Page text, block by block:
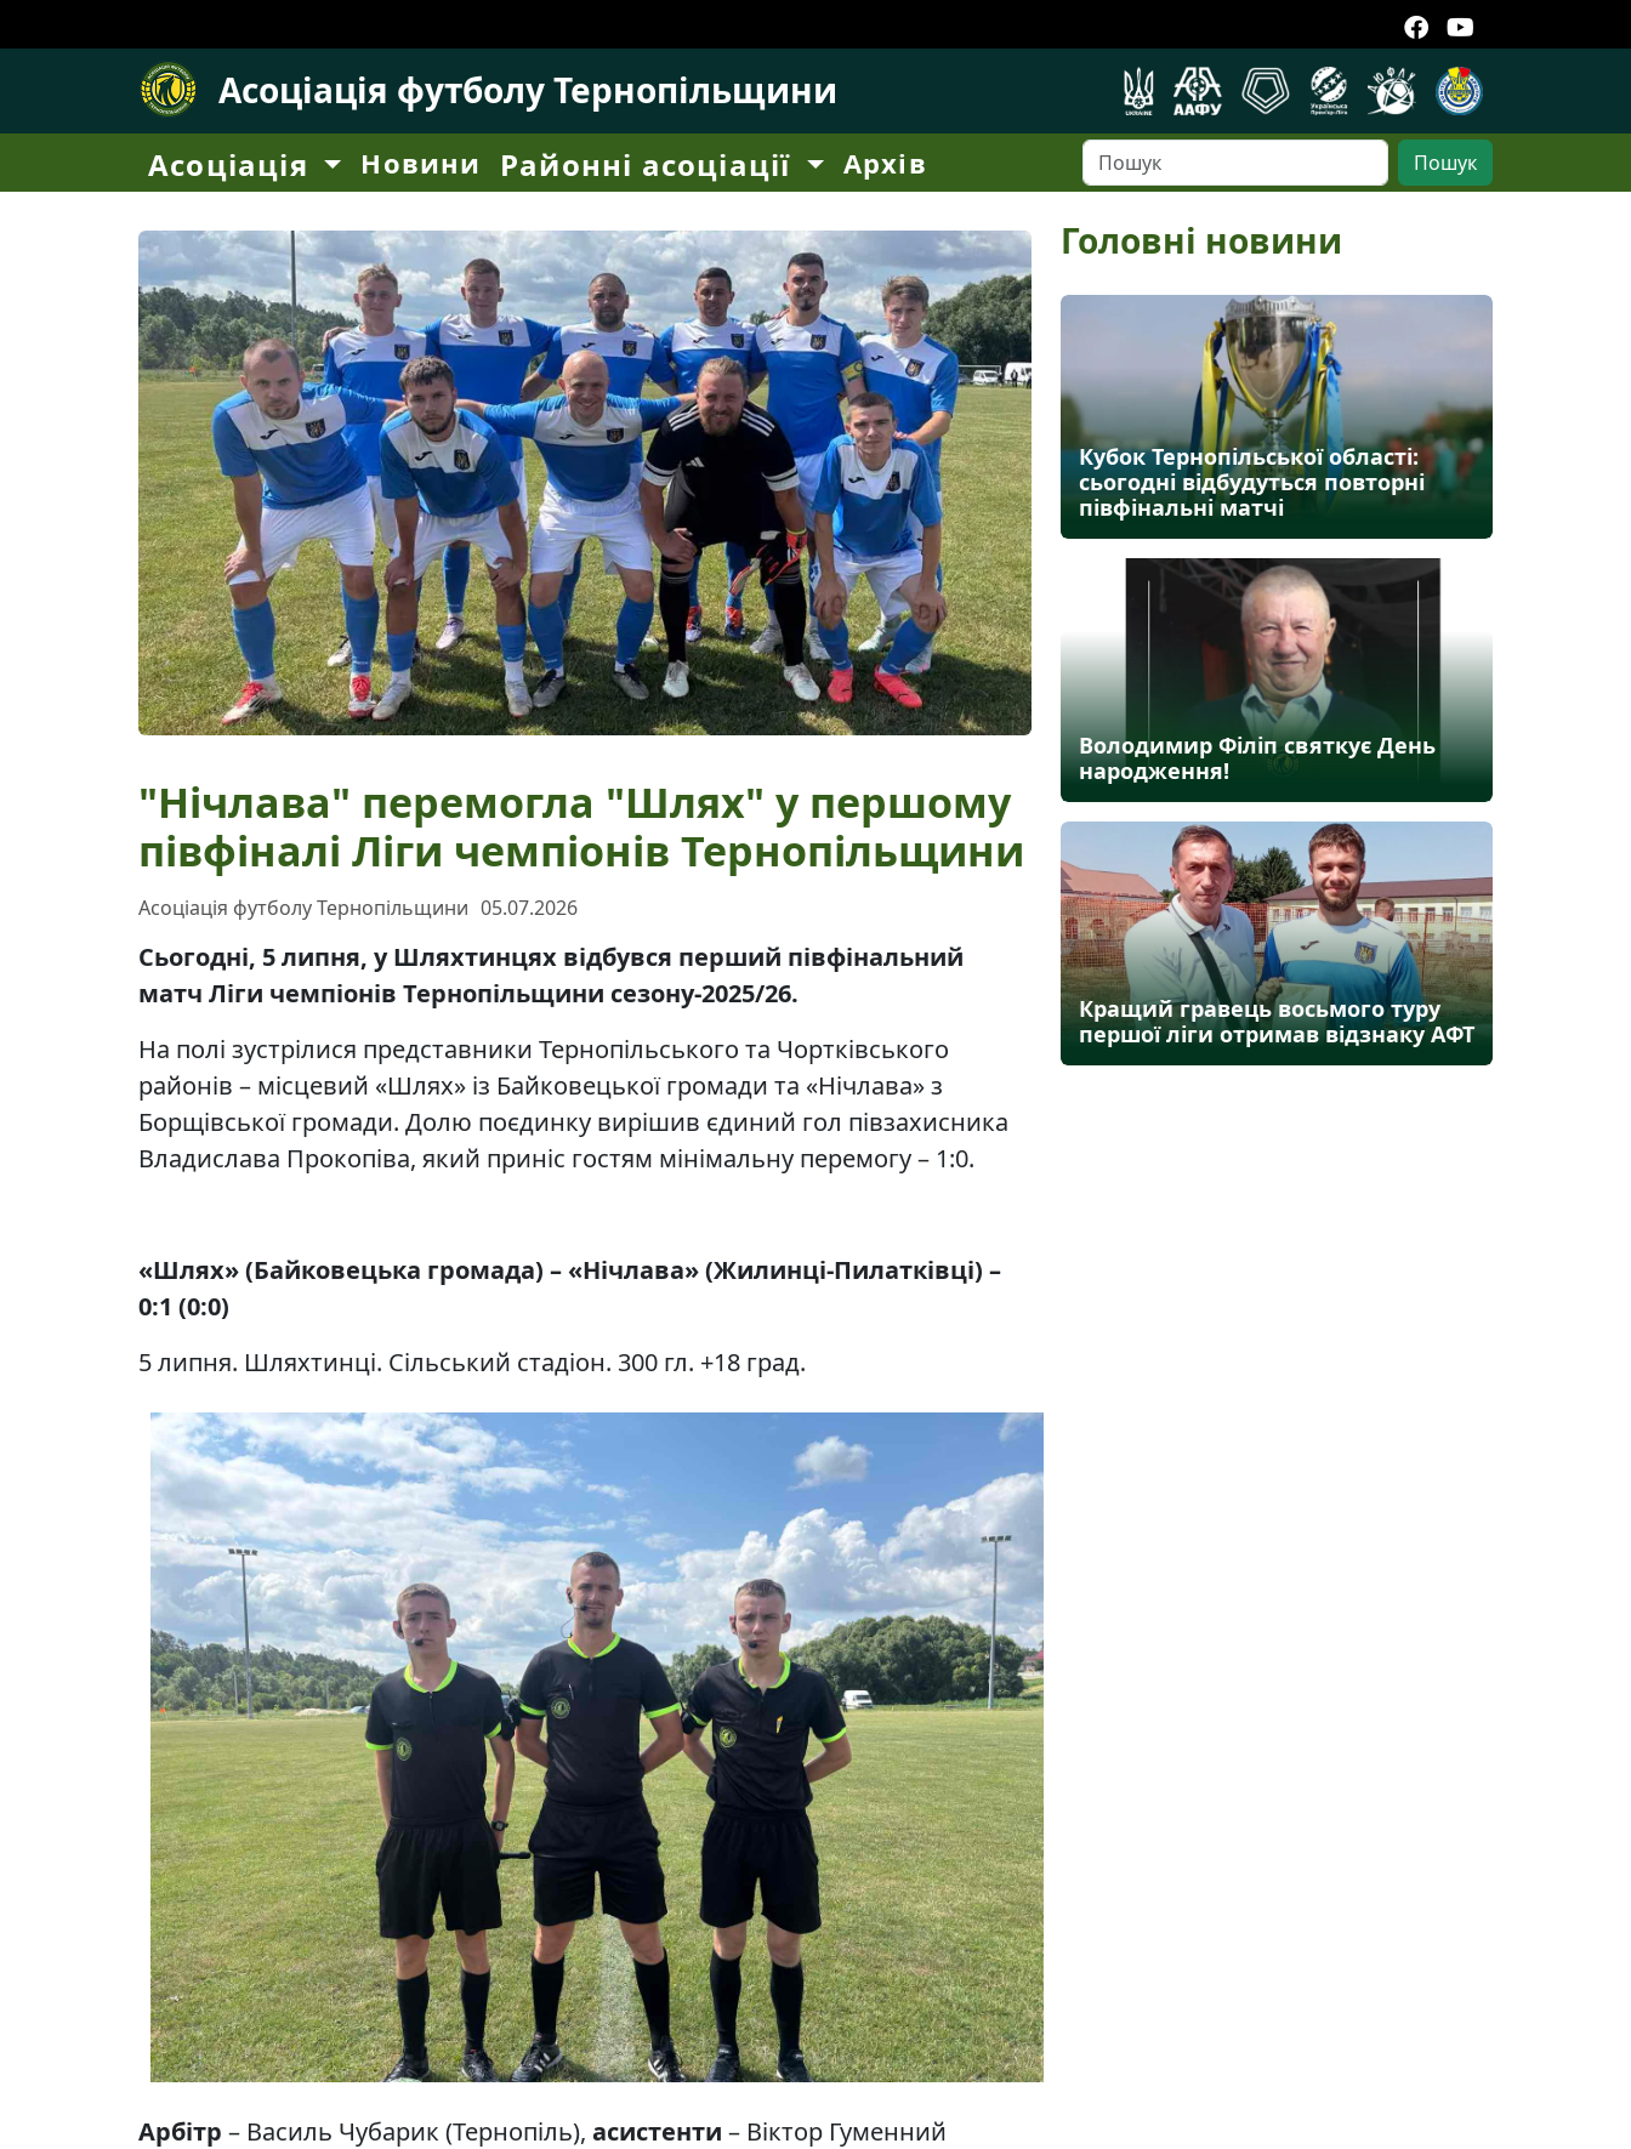
Асоціація футболу Тернопільщини
Асоціація Новини Районні асоціації Архів Пошук
"Нічлава" перемогла "Шлях" у першому
півфіналі Ліги чемпіонів Тернопільщини
Асоціація футболу Тернопільщини 05.07.2026
Сьогодні, 5 липня, у Шляхтинцях відбувся перший півфінальний
матч Ліги чемпіонів Тернопільщини сезону-2025/26.
На полі зустрілися представники Тернопільського та Чортківського
районів – місцевий «Шлях» із Байковецької громади та «Нічлава» з
Борщівської громади. Долю поєдинку вирішив єдиний гол півзахисника
Владислава Прокопіва, який приніс гостям мінімальну перемогу – 1:0.
«Шлях» (Байковецька громада) – «Нічлава» (Жилинці-Пилатківці) –
0:1 (0:0)
5 липня. Шляхтинці. Сільський стадіон. 300 гл. +18 град.
Арбітр – Василь Чубарик (Тернопіль), асистенти – Віктор Гуменний
Головні новини
Кубок Тернопільської області:
сьогодні відбудуться повторні
півфінальні матчі
Володимир Філіп святкує День
народження!
Кращий гравець восьмого туру
першої ліги отримав відзнаку АФТ